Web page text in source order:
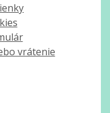
vrátenie